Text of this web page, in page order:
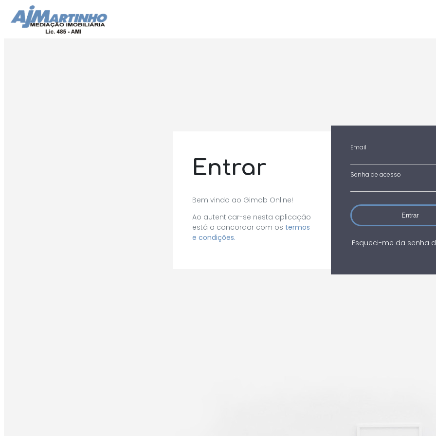
Entrar
Bem vindo ao Gimob Online!
Ao autenticar-se nesta aplicação
está a concordar com os termos
e condições.
Email
Senha de acesso
Entrar
Esqueci-me da senha